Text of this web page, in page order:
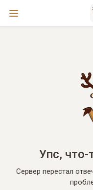
Упс,
Сервер перестал